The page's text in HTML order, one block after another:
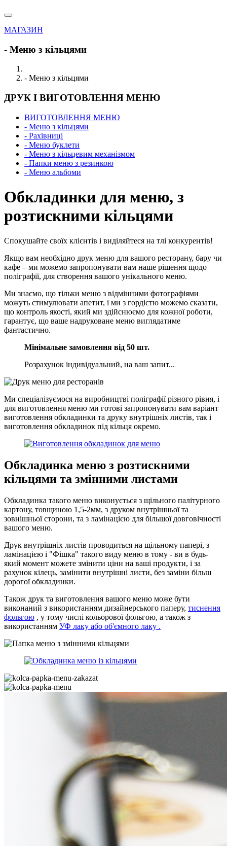
МАГАЗИН
- Меню з кільцями
- Меню з кільцями
ДРУК І ВИГОТОВЛЕННЯ МЕНЮ
ВИГОТОВЛЕННЯ МЕНЮ
- Меню з кільцями
- Рахівниці
- Меню буклети
- Меню з кільцевим механізмом
- Папки меню з резинкою
- Меню альбоми
Обкладинки для меню, з
розтискними кільцями
Спокушайте своїх клієнтів і виділяйтеся на тлі конкурентів!
Якщо вам необхідно друк меню для вашого ресторану, бару чи
кафе – ми можемо запропонувати вам наше рішення щодо
поліграфії, для створення вашого унікального меню.
Ми знаємо, що тільки меню з відмінними фотографіями
можуть стимулювати апетит, і ми з гордістю можемо сказати,
що контроль якості, який ми здійснюємо для кожної роботи,
гарантує, що ваше надруковане меню виглядатиме
фантастично.
Мінімальне замовлення від 50 шт.
Розрахунок індивідуальний, на ваш запит...
Ми спеціалізуємося на виробництві поліграфії різного рівня, і
для виготовлення меню ми готові запропонувати вам варіант
виготовлення обкладинки та друку внутрішніх листів, так і
виготовлення обкладинок під кільця окремо.
Обкладинка меню з розтискними
кільцями та змінними листами
Обкладинка такого меню виконується з щільного палітурного
картону, товщиною 1,5-2мм, з друком внутрішньої та
зовнішньої сторони, та з ламінацією для більшої довговічності
вашого меню.
Друк внутрішніх листів проводиться на щільному папері, з
ламінацією і "Фішка" такого виду меню в тому - ви в будь-
який момент можете змінити ціни на ваші продукти, і за
рахунок кілець, замінити внутрішні листи, без заміни більш
дорогої обкладинки.
Також друк та виготовлення вашого меню може бути
виконаний з використанням дизайнерського паперу, тиснення
фольгою , у тому числі кольорової фольгою, а також з
використанням УФ лаку або об'ємного лаку .